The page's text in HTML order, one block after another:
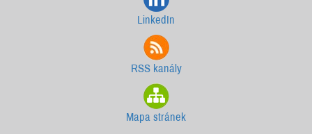
LinkedIn
RSS kanály
Mapa stránek